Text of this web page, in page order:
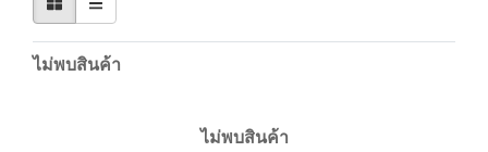
ไม่พบสินค้า
ไม่พบสินค้า